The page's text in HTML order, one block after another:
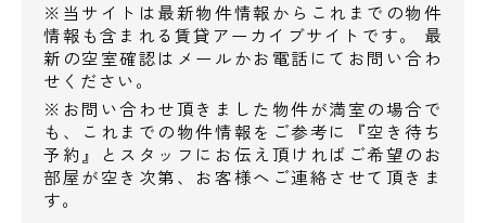
・郵便局
城東郵便局 152m
・図書館
※当サイトは最新物件情報からこれまでの物件
情報も含まれる賃貸アーカイブサイトです。 最
新の空室確認はメールかお電話にてお問い合わ
せください。
※お問い合わせ頂きました物件が満室の場合で
も、これまでの物件情報をご参考に『空き待ち
予約』とスタッフにお伝え頂ければご希望のお
部屋が空き次第、お客様へご連絡させて頂きま
す。